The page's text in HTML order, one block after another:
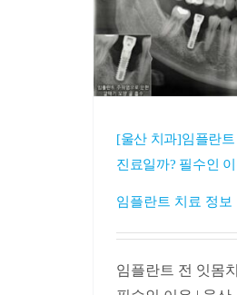
[울산 치과]임플란
진료일까? 필수인
임플란트 치료 정보
임플란트 전 잇몸